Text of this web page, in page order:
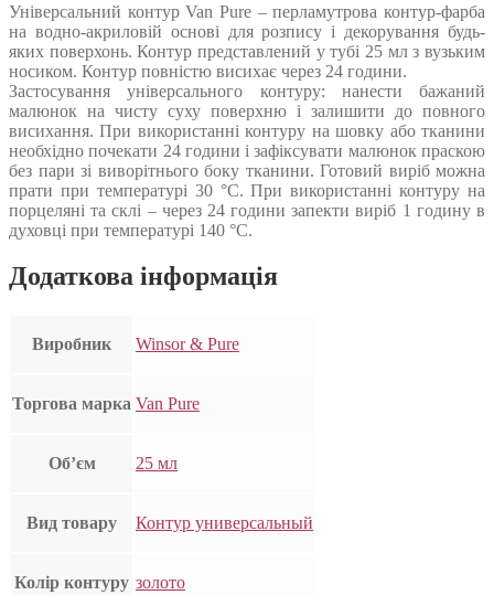
Універсальний контур Van Pure – перламутрова контур-фарба
на водно-акриловій основі для розпису і декорування будь-
яких поверхонь. Контур представлений у тубі 25 мл з вузьким
носиком. Контур повністю висихає через 24 години.
Застосування універсального контуру: нанести бажаний
малюнок на чисту суху поверхню і залишити до повного
висихання. При використанні контуру на шовку або тканини
необхідно почекати 24 години і зафіксувати малюнок праскою
без пари зі виворітнього боку тканини. Готовий виріб можна
прати при температурі 30 °С. При використанні контуру на
порцеляні та склі – через 24 години запекти виріб 1 годину в
духовці при температурі 140 °С.
Додаткова інформація
Виробник Winsor & Pure
Торгова марка Van Pure
Об’єм 25 мл
Вид товару Контур универсальный
Колір контуру золото